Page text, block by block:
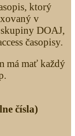
ktorý
v
DOAJ,
časopisy.
má mať každý
čísla)